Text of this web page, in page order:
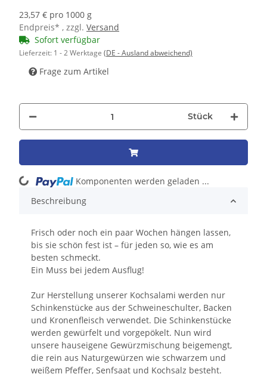
23,57 € pro 1000 g
Endpreis* , zzgl. Versand
Sofort verfügbar
Lieferzeit: 1 - 2 Werktage (DE - Ausland abweichend)
Frage zum Artikel
Stück
Loading...
Komponenten werden geladen ...
Beschreibung
Frisch oder noch ein paar Wochen hängen lassen,
bis sie schön fest ist – für jeden so, wie es am
besten schmeckt.
Ein Muss bei jedem Ausflug!
Zur Herstellung unserer Kochsalami werden nur
Schinkenstücke aus der Schweineschulter, Backen
und Kronenfleisch verwendet. Die Schinkenstücke
werden gewürfelt und vorgepökelt. Nun wird
unsere hauseigene Gewürzmischung beigemengt,
die rein aus Naturgewürzen wie schwarzem und
weißem Pfeffer, Senfsaat und Kochsalz besteht.